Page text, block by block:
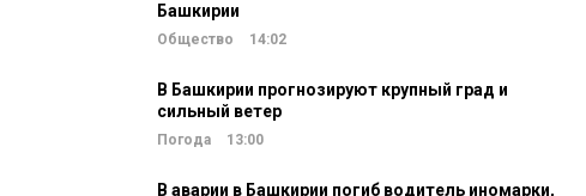
Башкирии
Общество 14:02
В Башкирии прогнозируют крупный град и
сильный ветер
Погода 13:00
В аварии в Башкирии погиб водитель иномарки,